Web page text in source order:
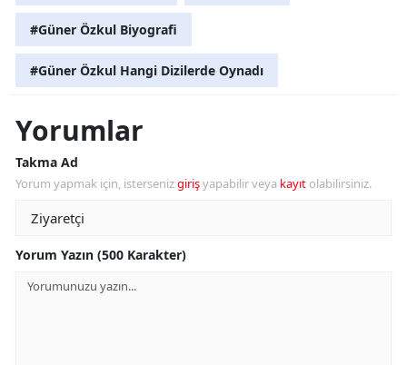
#Güner Özkul Biyografi
#Güner Özkul Hangi Dizilerde Oynadı
Yorumlar
Takma Ad
Yorum yapmak için, istersenizgirişyapabilir veya kayıt olabilirsiniz.
Yorum Yazın (500 Karakter)